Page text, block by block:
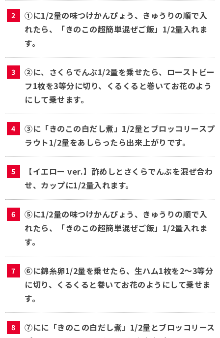
①に1/2量の味つけかんぴょう、きゅうりの順で入
れたら、「きのこの超簡単混ぜご飯」1/2量入れま
す。
②に、さくらでんぶ1/2量を乗せたら、ローストビー
フ1枚を3等分に切り、くるくると巻いてお花のよう
にして乗せます。
③に「きのこの白だし煮」1/2量とブロッコリースプ
ラウト1/2量をあしらったら出来上がりです。
【イエロー ver.】酢めしとさくらでんぶを混ぜ合わ
せ、カップに1/2量入れます。
⑤に1/2量の味つけかんぴょう、きゅうりの順で入
れたら、「きのこの超簡単混ぜご飯」1/2量入れま
す。
⑥に錦糸卵1/2量を乗せたら、生ハム1枚を2～3等分
に切り、くるくると巻いてお花のようにして乗せま
す。
⑦にに「きのこの白だし煮」1/2量とブロッコリース